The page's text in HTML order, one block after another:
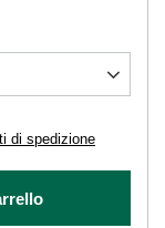
di spedizione